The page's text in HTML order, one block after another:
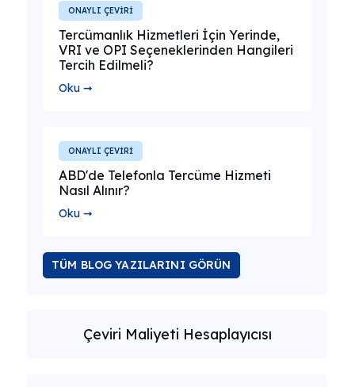
ONAYLI ÇEVİRİ
Tercümanlık Hizmetleri İçin Yerinde,
VRI ve OPI Seçeneklerinden Hangileri
Tercih Edilmeli?
Oku ➞
ONAYLI ÇEVİRİ
ABD'de Telefonla Tercüme Hizmeti
Nasıl Alınır?
Oku ➞
TÜM BLOG YAZILARINI GÖRÜN
Çeviri Maliyeti Hesaplayıcısı